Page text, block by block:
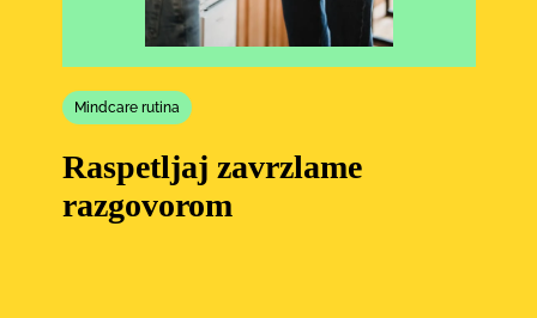
Mindcare rutina
Raspetljaj zavrzlame
razgovorom